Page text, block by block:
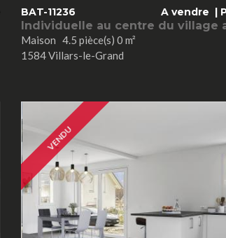
BAT-11236 A vendre |
Individuelle au centre du village
Maison 4.5 pièce(s) 0 m²
1584 Villars-le-Grand
VENDU